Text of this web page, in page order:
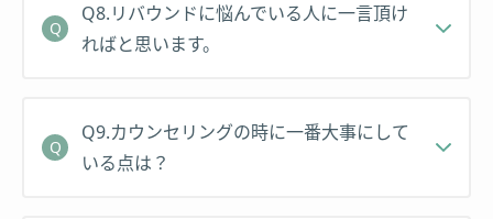
Q8.リバウンドに悩んでいる人に一言頂け
ればと思います。
Q9.カウンセリングの時に一番大事にして
いる点は？